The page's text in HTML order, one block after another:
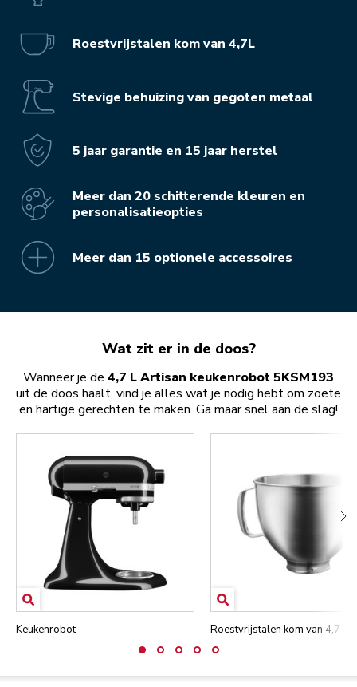
Roestvrijstalen kom van 4,7L
Stevige behuizing van gegoten metaal
5 jaar garantie en 15 jaar herstel
Meer dan 20 schitterende kleuren en
personalisatieopties
Meer dan 15 optionele accessoires
Wat zit er in de doos?
Wanneer je de 4,7 L Artisan keukenrobot 5KSM193
uit de doos haalt, vind je alles wat je nodig hebt om zoete
en hartige gerechten te maken. Ga maar snel aan de slag!
Keukenrobot Roestvrijstalen kom van 4,7